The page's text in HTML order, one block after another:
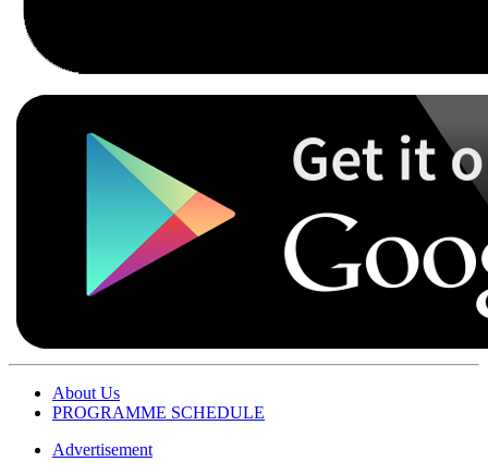
About Us
PROGRAMME SCHEDULE
Advertisement